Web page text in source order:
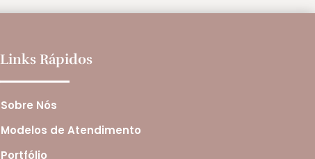
Links Rápidos
Sobre Nós
Modelos de Atendimento
Portfólio